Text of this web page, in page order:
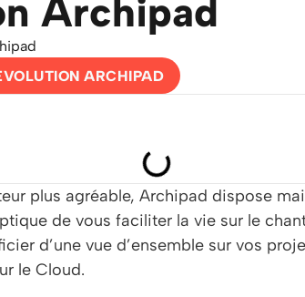
Archipad
ARCHIPAD
plus agréable, Archipad dispose
de vous faciliter la vie sur le
d’une vue d’ensemble sur vos
le Cloud.